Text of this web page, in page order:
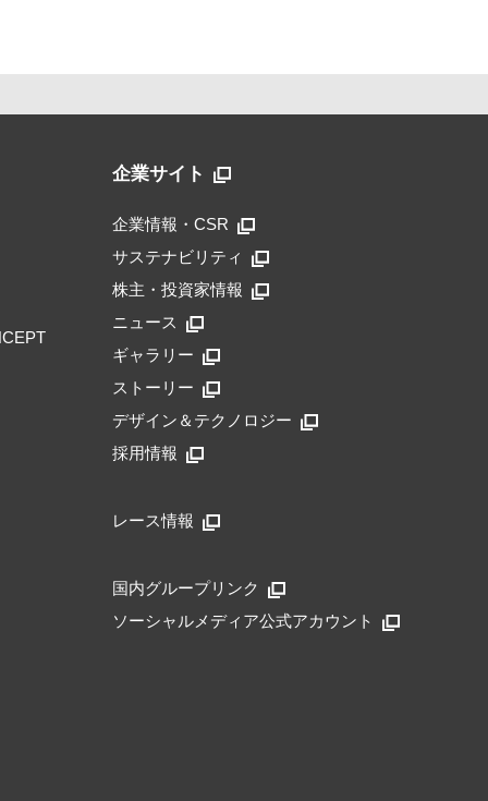
企業サイト
企業情報・CSR
サステナビリティ
株主・投資家情報
ニュース
ギャラリー
ストーリー
デザイン＆テクノロジー
採用情報
レース情報
国内グループリンク
ソーシャルメディア公式アカウント